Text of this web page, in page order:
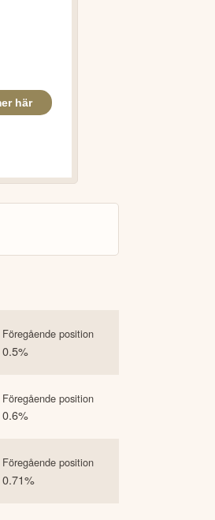
Föregående position
0.5%
Föregående position
0.6%
Föregående position
0.71%